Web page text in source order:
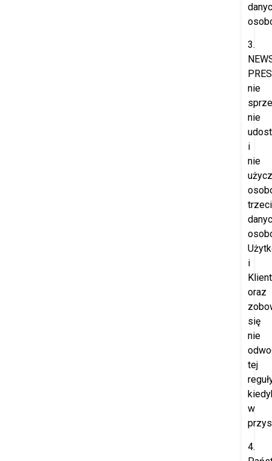
3.
nie
nie
i
nie
i
oraz
się
nie
tej
w
4.